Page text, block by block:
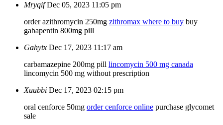
Mryqif Dec 05, 2023 11:05 pm
order azithromycin 250mg zithromax where to buy buy
gabapentin 800mg pill
Gahytx Dec 17, 2023 11:17 am
carbamazepine 200mg pill lincomycin 500 mg canada
lincomycin 500 mg without prescription
Xuubbi Dec 17, 2023 02:15 pm
oral cenforce 50mg order cenforce online purchase glycomet
sale